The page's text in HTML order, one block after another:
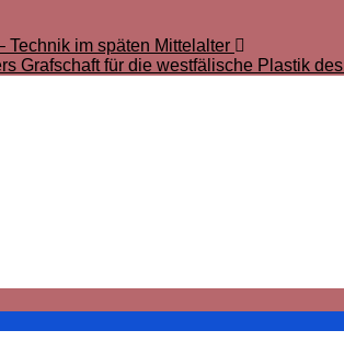
Technik im späten Mittelalter
Grafschaft für die westfälische Plastik